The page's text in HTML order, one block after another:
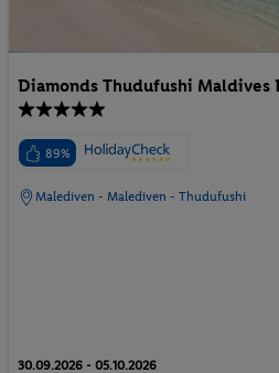
Diamonds Thudufushi Maldives
89%
Malediven - Malediven - Thudufushi
30.09.2026 - 05.10.2026